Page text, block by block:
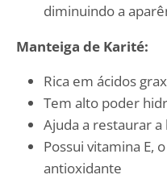
diminuindo a
Manteiga de Karité:
Rica em ácidos
Tem alto poder
Ajuda a restaurar
Possui vitamina E,
antioxidante